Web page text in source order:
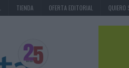
TIENDA OFERTA EDITORIAL QUIERO